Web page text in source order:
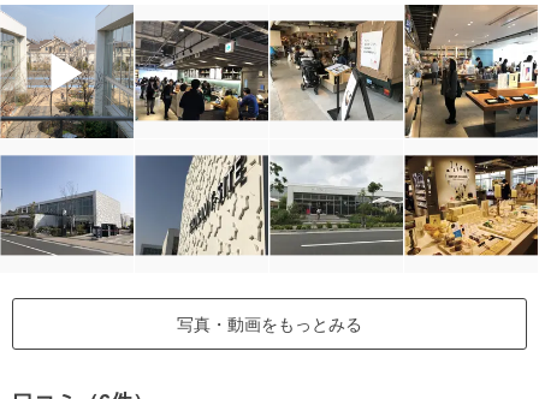
▶
写真・動画をもっとみる